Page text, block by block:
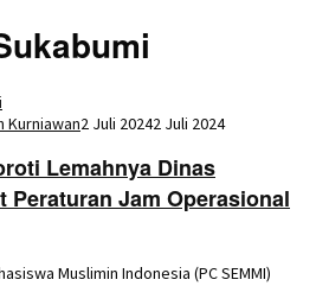
Kurniawan2 Juli 20242 Juli 2024
Lemahnya Dinas
Peraturan Jam Operasional
Muslimin Indonesia (PC SEMMI)